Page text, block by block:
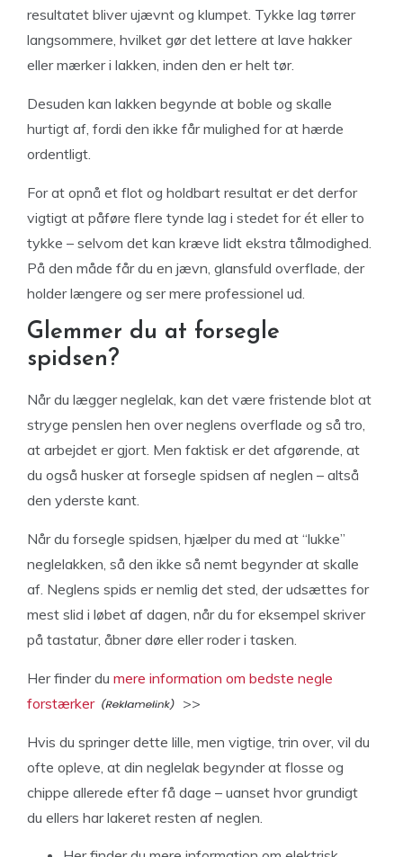
resultatet bliver ujævnt og klumpet. Tykke lag tørrer
langsommere, hvilket gør det lettere at lave hakker
eller mærker i lakken, inden den er helt tør.
Desuden kan lakken begynde at boble og skalle
hurtigt af, fordi den ikke får mulighed for at hærde
ordentligt.
For at opnå et flot og holdbart resultat er det derfor
vigtigt at påføre flere tynde lag i stedet for ét eller to
tykke – selvom det kan kræve lidt ekstra tålmodighed.
På den måde får du en jævn, glansfuld overflade, der
holder længere og ser mere professionel ud.
Glemmer du at forsegle
spidsen?
Når du lægger neglelak, kan det være fristende blot at
stryge penslen hen over neglens overflade og så tro,
at arbejdet er gjort. Men faktisk er det afgørende, at
du også husker at forsegle spidsen af neglen – altså
den yderste kant.
Når du forsegle spidsen, hjælper du med at “lukke”
neglelakken, så den ikke så nemt begynder at skalle
af. Neglens spids er nemlig det sted, der udsættes for
mest slid i løbet af dagen, når du for eksempel skriver
på tastatur, åbner døre eller roder i tasken.
Her finder du mere information om bedste negle
forstærker
>>
Hvis du springer dette lille, men vigtige, trin over, vil du
ofte opleve, at din neglelak begynder at flosse og
chippe allerede efter få dage – uanset hvor grundigt
du ellers har lakeret resten af neglen.